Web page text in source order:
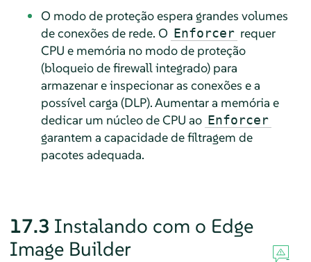
O modo de proteção espera grandes volumes
de conexões de rede. O Enforcer requer
CPU e memória no modo de proteção
(bloqueio de firewall integrado) para
armazenar e inspecionar as conexões e a
possível carga (DLP). Aumentar a memória e
dedicar um núcleo de CPU ao Enforcer
garantem a capacidade de filtragem de
pacotes adequada.
17.3 Instalando com o Edge
Image Builder